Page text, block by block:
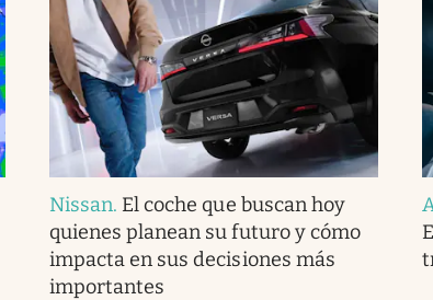
Nissan. El coche que buscan hoy
quienes planean su futuro y cómo
impacta en sus decisiones más
importantes